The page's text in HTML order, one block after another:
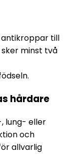
till
minst två
hårdare
lung- eller
och
allvarlig